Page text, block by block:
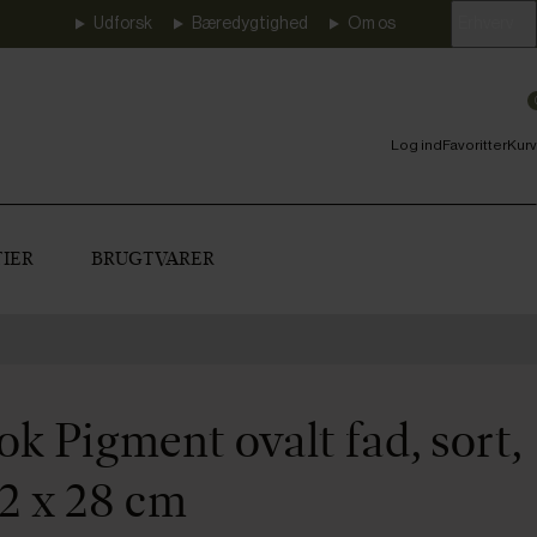
Udforsk Bæredygtighed Om os
Log indFavoritterKurv
BRUGTVARER
Pigment ovalt fad, sort,
x 28 cm